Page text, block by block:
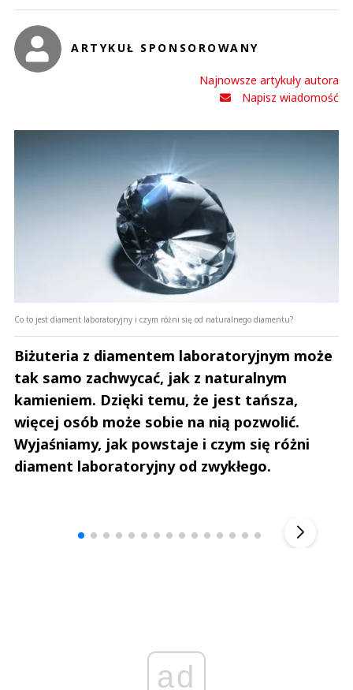
ARTYKUŁ SPONSOROWANY
Najnowsze artykuły autora
Napisz wiadomość
Co to jest diament laboratoryjny i czym różni się od naturalnego diamentu?
Biżuteria z diamentem laboratoryjnym może
tak samo zachwycać, jak z naturalnym
kamieniem. Dzięki temu, że jest tańsza,
więcej osób może sobie na nią pozwolić.
Wyjaśniamy, jak powstaje i czym się różni
diament laboratoryjny od zwykłego.
ad